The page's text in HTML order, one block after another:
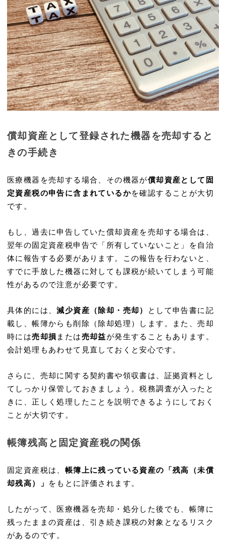
償却資産として登録された機器を売却すると
きの手続き
医療機器を売却する場合、その機器が償却資産として固
定資産税の申告に含まれているかを確認することが大切
です。
もし、過去に申告していた償却資産を売却する場合は、
翌年の固定資産税申告で「所有していないこと」を自治
体に報告する必要があります。この報告を行わないと、
すでに手放した機器に対しても課税が続いてしまう可能
性があるので注意が必要です。
具体的には、減少資産（除却・売却）
として申告書に記
載し、帳簿からも削除（除却処理）します。また、売却
時には売却損 または売却益が発生することもあります。
会計処理もあわせて見直しておくと安心です。
さらに、売却に関する契約書や領収書は、証拠資料とし
てしっかり保管しておきましょう。税務調査が入ったと
きに、正しく処理したことを説明できるようにしておく
ことが大切です。
帳簿残高と固定資産税の関係
固定資産税は、 帳簿上に残っている資産の「残高（未償
却残高）」
をもとに評価されます。
したがって、医療機器を売却・処分した後でも、帳簿に
残ったままの資産は、引き続き課税の対象となるリスク
があるのです。